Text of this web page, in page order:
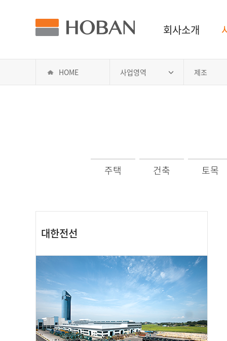
회사소개
HOME 사업영역 제조
주택 건축 토목
대한전선